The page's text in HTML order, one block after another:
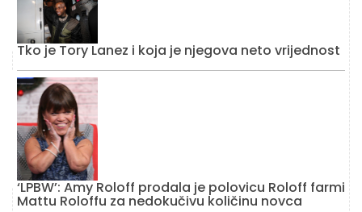
Tko je Tory Lanez i koja je njegova neto vrijednost
‘LPBW’: Amy Roloff prodala je polovicu Roloff farmi
Mattu Roloffu za nedokučivu količinu novca